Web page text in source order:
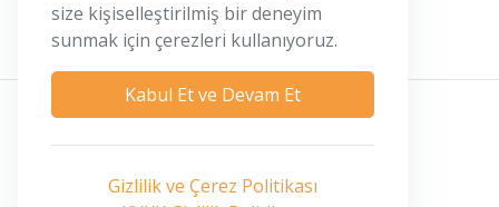
size kişiselleştirilmiş bir deneyim
sunmak için çerezleri kullanıyoruz.
Kabul Et ve Devam Et
Gizlilik ve Çerez Politikası